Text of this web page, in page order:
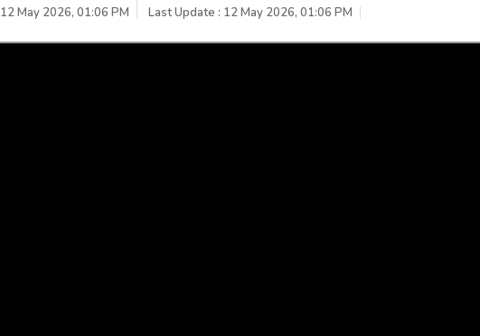
12 May 2026, 01:06 PM Last Update : 12 May 2026, 01:06 PM